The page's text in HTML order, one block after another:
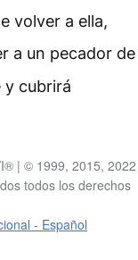
volver a ella,
a un pecador de
y cubrirá
| © 1999, 2015, 2022
todos los derechos
- Español